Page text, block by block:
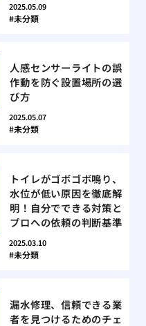
2025.05.09
未分類
人感センサーライトの誤
作動を防ぐ設置場所の選
び方
2025.05.07
未分類
トイレがゴボゴボ鳴り、
水位が低い原因を徹底解
明！自分でできる対策と
プロへの依頼の判断基準
2025.03.10
未分類
漏水修理、信頼できる業
者を見つけるためのチェ